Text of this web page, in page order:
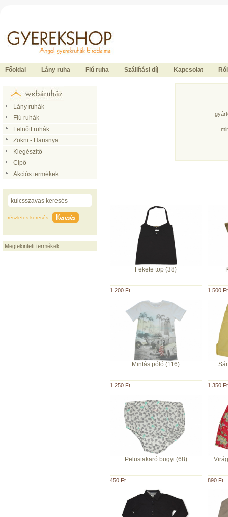
Főoldal Lány ruha Fiú ruha Szállítási díj Kapcsolat
Lány ruhák
Fiú ruhák
Felnőtt ruhák
Zokni - Harisnya
Kiegészítő
Cipő
Akciós termékek
részletes keresés
Megtekintett termékek
Fekete top (38)
1 200 Ft 1 500 Ft
Mintás póló (116)
1 250 Ft 1 350 Ft
Pelustakaró bugyi (68)
450 Ft 890 Ft